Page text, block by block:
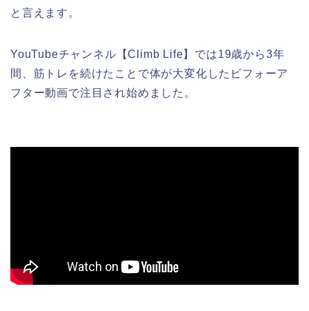
と言えます。
YouTubeチャンネル【Climb Life】では19歳から3年
間、筋トレを続けたことで体が大変化したビフォーア
フター動画で注目され始めました。